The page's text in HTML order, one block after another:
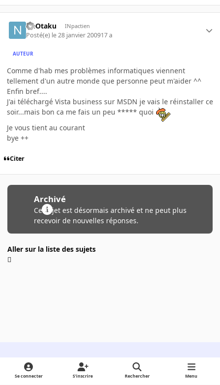
NeOtaku INpactien
Posté(e) le 28 janvier 200917 a
AUTEUR
Comme d'hab mes problèmes informatiques viennent
tellement d'un autre monde que personne peut m'aider ^^
Enfin bref....
J'ai téléchargé Vista business sur MSDN je vais le réinstaller ce
soir...mais bon ca me fais un peu ***** quoi
Je vous tient au courant
bye ++
Citer
Archivé
Ce sujet est désormais archivé et ne peut plus
recevoir de nouvelles réponses.
Aller sur la liste des sujets
Light ModeDark ModeSystem Preference
Se connecter S’inscrire Rechercher Menu